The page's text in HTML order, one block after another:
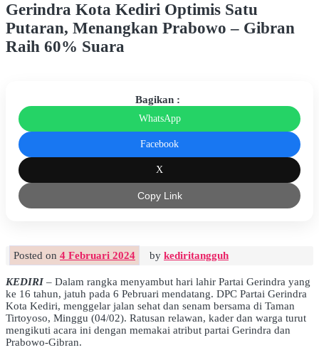
Gerindra Kota Kediri Optimis Satu
Putaran, Menangkan Prabowo – Gibran
Raih 60% Suara
Bagikan :
WhatsApp
Facebook
X
Copy Link
Posted on 4 Februari 2024 by kediritangguh
KEDIRI– Dalam rangka menyambut hari lahir Partai Gerindra yang
ke 16 tahun, jatuh pada 6 Pebruari mendatang. DPC Partai Gerindra
Kota Kediri, menggelar jalan sehat dan senam bersama di Taman
Tirtoyoso, Minggu (04/02). Ratusan relawan, kader dan warga turut
mengikuti acara ini dengan memakai atribut partai Gerindra dan
Prabowo-Gibran.